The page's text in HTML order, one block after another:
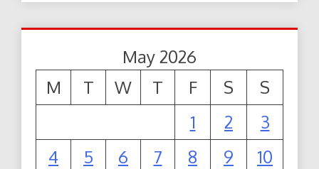
May 2026
M
T W T F S
S
1
2
3
4
5 6 7 8 9
10